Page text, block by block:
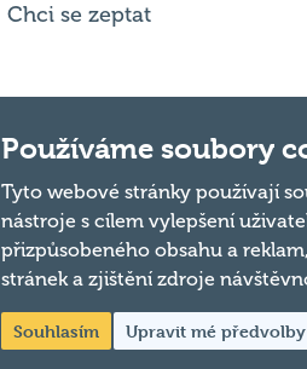
Chci se zeptat
Používáme soubory
Tyto webové stránky používají
nástroje s cílem vylepšení
přizpůsobeného obsahu a
stránek a zjištění zdroje
Souhlasím Upravit mé předvolby